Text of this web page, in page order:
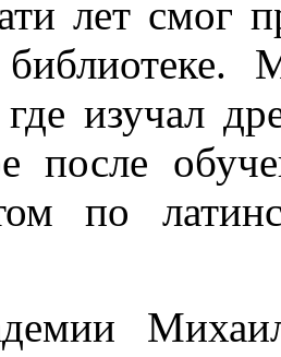
лет смог
изучал
после
по